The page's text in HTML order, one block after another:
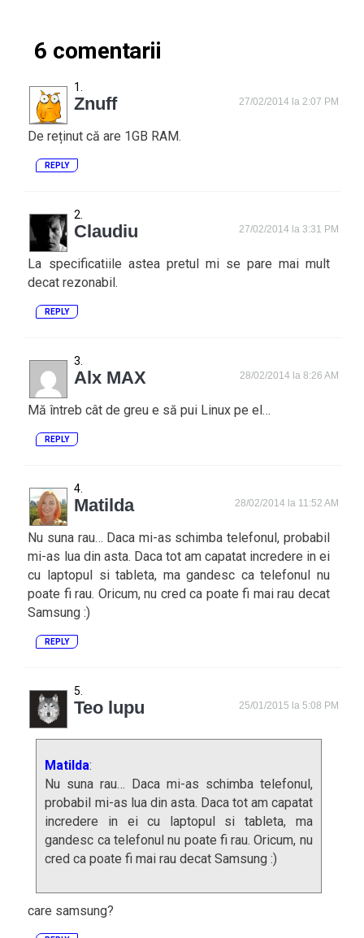
6 comentarii
Znuff 27/02/2014 la 2:07 PM
De reținut că are 1GB RAM.
REPLY
Claudiu 27/02/2014 la 3:31 PM
La specificatiile astea pretul mi se pare mai mult
decat rezonabil.
REPLY
Alx MAX 28/02/2014 la 8:26 AM
Mă întreb cât de greu e să pui Linux pe el…
REPLY
Matilda 28/02/2014 la 11:52 AM
Nu suna rau… Daca mi-as schimba telefonul, probabil
mi-as lua din asta. Daca tot am capatat incredere in ei
cu laptopul si tableta, ma gandesc ca telefonul nu
poate fi rau. Oricum, nu cred ca poate fi mai rau decat
Samsung :)
REPLY
Teo lupu 25/01/2015 la 5:08 PM
Matilda:
Nu suna rau… Daca mi-as schimba telefonul,
probabil mi-as lua din asta. Daca tot am capatat
incredere in ei cu laptopul si tableta, ma
gandesc ca telefonul nu poate fi rau. Oricum, nu
cred ca poate fi mai rau decat Samsung :)
care samsung?